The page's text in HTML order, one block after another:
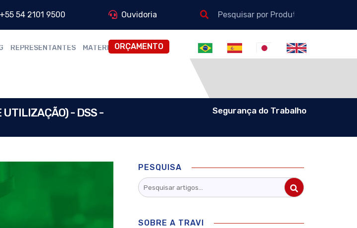
+55 54 2101 9500 Ouvidoria
REPRESENTANTES MATERIAISORÇAMENTO
UTILIZAÇÃO) - DSS - Segurança do Trabalho
PESQUISA
SOBRE A TRAVI